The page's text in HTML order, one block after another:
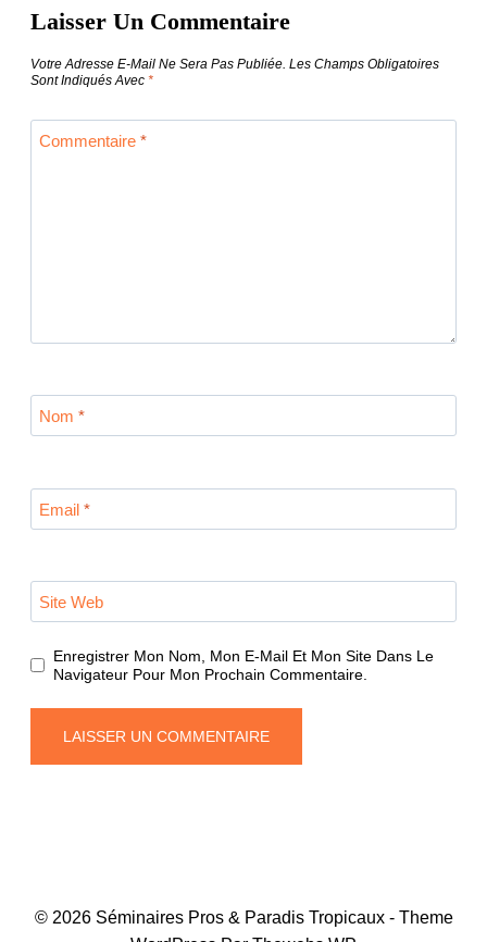
L’article
Laisser Un Commentaire
Votre Adresse E-Mail Ne Sera Pas Publiée. Les Champs Obligatoires
Sont Indiqués Avec *
Commentaire *
Nom *
Email *
Site Web
Enregistrer Mon Nom, Mon E-Mail Et Mon Site Dans Le
Navigateur Pour Mon Prochain Commentaire.
© 2026 Séminaires Pros & Paradis Tropicaux - Theme